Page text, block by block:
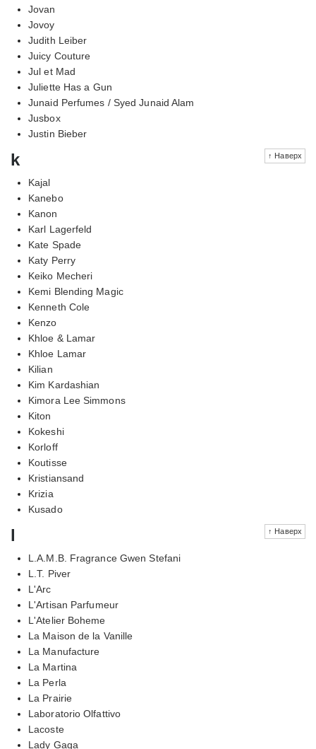
Jovan
Jovoy
Judith Leiber
Juicy Couture
Jul et Mad
Juliette Has a Gun
Junaid Perfumes / Syed Junaid Alam
Jusbox
Justin Bieber
↑ Наверх
k
Kajal
Kanebo
Kanon
Karl Lagerfeld
Kate Spade
Katy Perry
Keiko Mecheri
Kemi Blending Magic
Kenneth Cole
Kenzo
Khloe & Lamar
Khloe Lamar
Kilian
Kim Kardashian
Kimora Lee Simmons
Kiton
Kokeshi
Korloff
Koutisse
Kristiansand
Krizia
Kusado
↑ Наверх
l
L.A.M.B. Fragrance Gwen Stefani
L.T. Piver
L'Arc
L'Artisan Parfumeur
L'Atelier Boheme
La Maison de la Vanille
La Manufacture
La Martina
La Perla
La Prairie
Laboratorio Olfattivo
Lacoste
Lady Gaga